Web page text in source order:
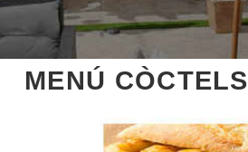
MENÚ CÒCTELS